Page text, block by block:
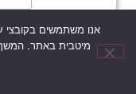
₪ 218.00
מיטבית באתר.